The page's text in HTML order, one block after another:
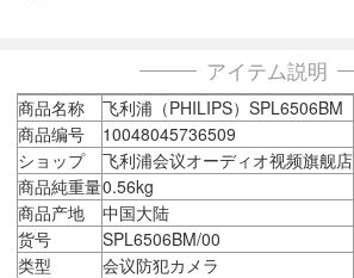
アイテム説明
商品名称
飞利浦（PHILIPS）SPL6506BM
商品编号
10048045736509
ショップ
飞利浦会议オーディオ视频旗舰店
商品純重量0.56kg
商品产地
中国大陆
货号
SPL6506BM/00
类型
会议防犯カメラ